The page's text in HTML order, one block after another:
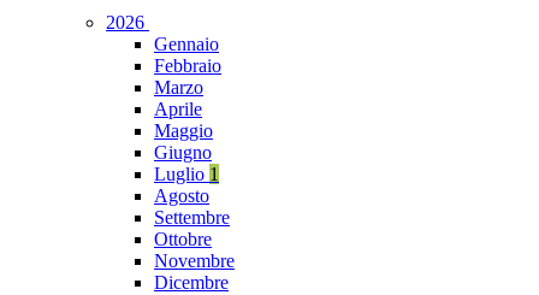
2026
Gennaio
Febbraio
Marzo
Aprile
Maggio
Giugno
Luglio 1
Agosto
Settembre
Ottobre
Novembre
Dicembre